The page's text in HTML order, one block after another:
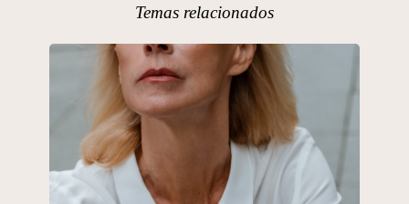
Temas relacionados